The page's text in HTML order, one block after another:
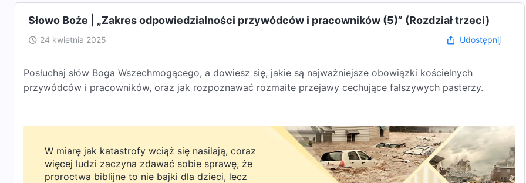
Słowo Boże | „Zakres odpowiedzialności przywódców i pracowników (5)” (Rozdział trzeci)
24 kwietnia 2025 Udostępnij
Posłuchaj słów Boga Wszechmogącego, a dowiesz się, jakie są najważniejsze obowiązki kościelnych
przywódców i pracowników, oraz jak rozpoznawać rozmaite przejawy cechujące fałszywych pasterzy.
W miarę jak katastrofy wciąż się nasilają, coraz
więcej ludzi zaczyna zdawać sobie sprawę, że
proroctwa biblijne to nie bajki dla dzieci, lecz